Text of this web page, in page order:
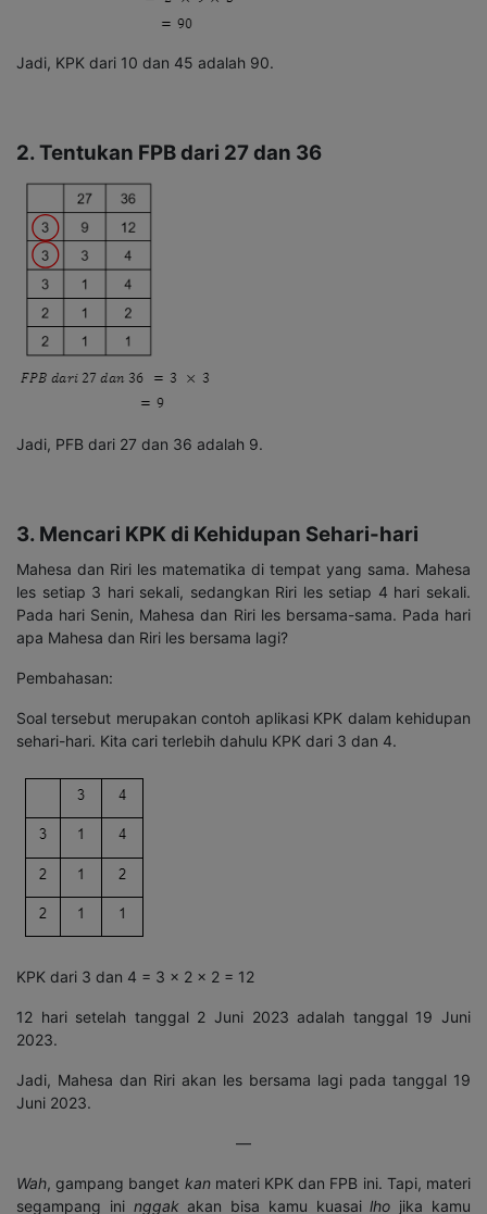
Jadi, KPK dari 10 dan 45 adalah 90.
2. Tentukan FPB dari 27 dan 36
Jadi, PFB dari 27 dan 36 adalah 9.
3. Mencari KPK di Kehidupan Sehari-hari
Mahesa dan Riri les matematika di tempat yang sama. Mahesa
les setiap 3 hari sekali, sedangkan Riri les setiap 4 hari sekali.
Pada hari Senin, Mahesa dan Riri les bersama-sama. Pada hari
apa Mahesa dan Riri les bersama lagi?
Pembahasan:
Soal tersebut merupakan contoh aplikasi KPK dalam kehidupan
sehari-hari. Kita cari terlebih dahulu KPK dari 3 dan 4.
KPK dari 3 dan 4 = 3 x 2 x 2 = 12
12 hari setelah tanggal 2 Juni 2023 adalah tanggal 19 Juni
2023.
Jadi, Mahesa dan Riri akan les bersama lagi pada tanggal 19
Juni 2023.
—
Wah, gampang banget kanmateri KPK dan FPB ini. Tapi, materi
segampang ini nggakakan bisa kamu kuasailho jika kamu